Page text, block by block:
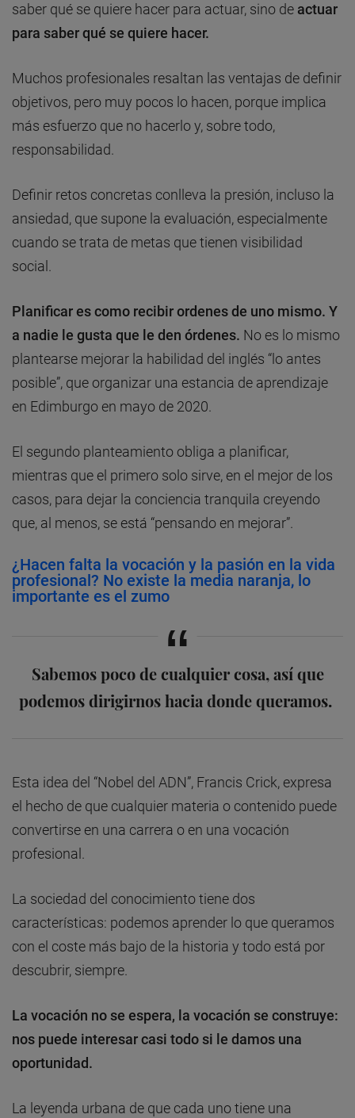
saber qué se quiere hacer para actuar, sino de actuar
para saber qué se quiere hacer.
Muchos profesionales resaltan las ventajas de definir
objetivos, pero muy pocos lo hacen, porque implica
más esfuerzo que no hacerlo y, sobre todo,
responsabilidad.
Definir retos concretas conlleva la presión, incluso la
ansiedad, que supone la evaluación, especialmente
cuando se trata de metas que tienen visibilidad
social.
Planificar es como recibir ordenes de uno mismo. Y
a nadie le gusta que le den órdenes. No es lo mismo
plantearse mejorar la habilidad del inglés “lo antes
posible”, que organizar una estancia de aprendizaje
en Edimburgo en mayo de 2020.
El segundo planteamiento obliga a planificar,
mientras que el primero solo sirve, en el mejor de los
casos, para dejar la conciencia tranquila creyendo
que, al menos, se está “pensando en mejorar”.
¿Hacen falta la vocación y la pasión en la vida
profesional? No existe la media naranja, lo
importante es el zumo
Sabemos poco de cualquier cosa, así que
podemos dirigirnos hacia donde queramos.
Esta idea del “Nobel del ADN”, Francis Crick, expresa
el hecho de que cualquier materia o contenido puede
convertirse en una carrera o en una vocación
profesional.
La sociedad del conocimiento tiene dos
características: podemos aprender lo que queramos
con el coste más bajo de la historia y todo está por
descubrir, siempre.
La vocación no se espera, la vocación se construye:
nos puede interesar casi todo si le damos una
oportunidad.
La leyenda urbana de que cada uno tiene una